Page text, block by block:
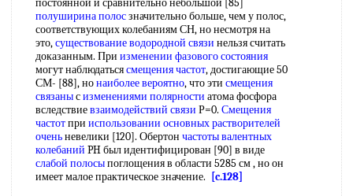
постоянной и сравнительно небольшой [85]
полуширина полосзначительно больше, чем у полос,
соответствующих колебаниям СН, но несмотря на
это,существование водородной связи нельзя считать
доказанным. При изменении фазового состояния
могут наблюдатьсясмещения частот, достигающие 50
СМ- [88], нонаиболее вероятно, что эти смещения
связанысизменениями полярности атома фосфора
вследствиевзаимодействий связи Р=0. Смещения
частотпри использовании основныхрастворителей
оченьневелики [120]. Обертон частоты валентных
колебаний PH был идентифицирован [90] в виде
слабой полосыпоглощения в области 5285 см , но он
имеет малое практическое значение.
[c.128]